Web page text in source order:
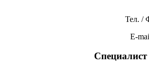
Тел. /
E-